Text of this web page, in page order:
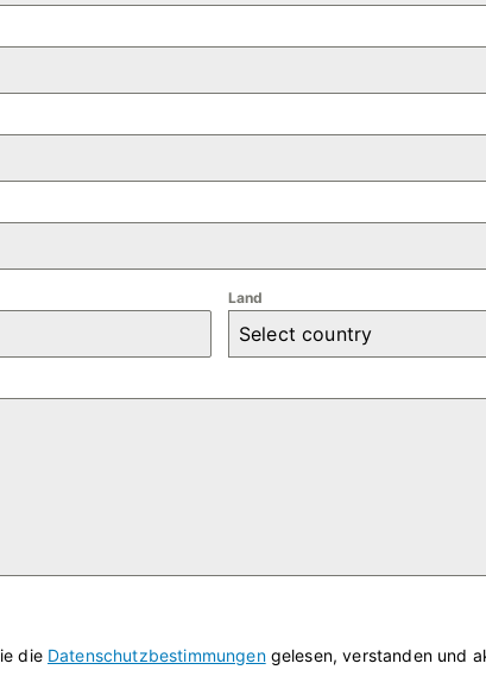
Land
Select country
die Datenschutzbestimmungengelesen, verstanden und